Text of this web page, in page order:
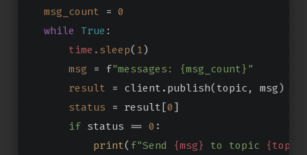
msg_count = 0
while True :
time .sleep( 1)
msg = f"messages: {msg_count}"
result = client.publish(topic, msg)
status = result[0 ]
if status == 0 :
print( f"Send {msg} to topic